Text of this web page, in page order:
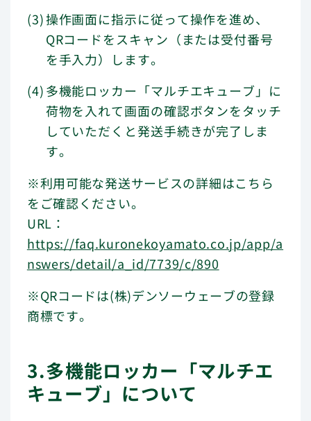
操作画面に指示に従って操作を進め、
QRコードをスキャン（または受付番号
を手入力）します。
多機能ロッカー「マルチエキューブ」に
荷物を入れて画面の確認ボタンをタッチ
していただくと発送手続きが完了しま
す。
※利用可能な発送サービスの詳細はこちら
をご確認ください。
URL：
https://faq.kuronekoyamato.co.jp/app/a
nswers/detail/a_id/7739/c/890
※QRコードは(株)デンソーウェーブの登録
商標です。
3.多機能ロッカー「マルチエ
キューブ」について